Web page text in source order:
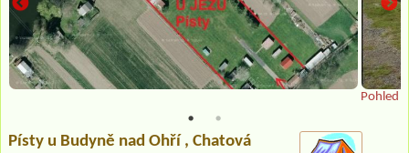
Pohled
Písty u Budyně nad Ohří , Chatová